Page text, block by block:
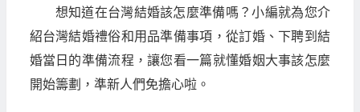
想知道在台灣結婚該怎麼準備嗎？小編就為您介
紹台灣結婚禮俗和用品準備事項，從訂婚、下聘到結
婚當日的準備流程，讓您看一篇就懂婚姻大事該怎麼
開始籌劃，準新人們免擔心啦。